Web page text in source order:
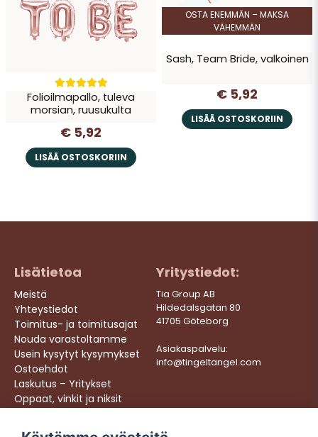
Folioilmapallo, tuleva
morsian, ruusukulta
€ 5,92
LISÄÄ OSTOSKORIIN
OSTA ENEMMÄN – MAKSA
VÄHEMMÄN
Sash, Team Bride, valkoinen
€ 5,92
LISÄÄ OSTOSKORIIN
Lisätietoa
Meistä
Yhteystiedot
Toimitus- ja toimitusajat
Nouda varastoltamme
Usein kysytyt kysymykset
Ostoehdot
Laskutus – Yritykset
Oppaat, vinkit ja niksit
Yritystiedot:
Tia Group AB
Hildedalsgatan 80
41705 Göteborg
Asiakaspalvelu:
info@tingeltangel.com